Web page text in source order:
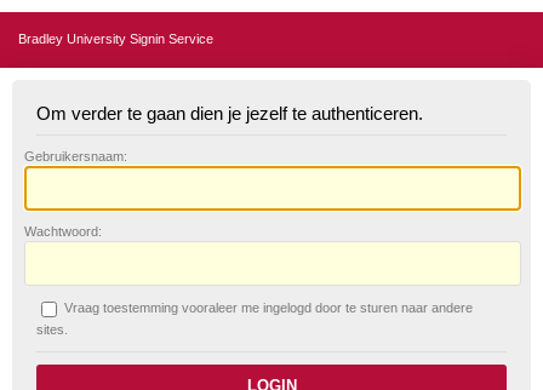
Bradley University Signin Service
Om verder te gaan dien je jezelf te authenticeren.
Gebruikersnaam:
Wachtwoord:
Vraag toestemming vooraleer me ingelogd door te sturen naar andere
sites.